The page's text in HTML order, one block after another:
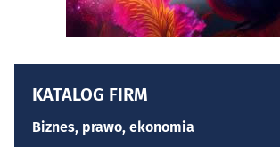
KATALOG FIRM
Biznes, prawo, ekonomia